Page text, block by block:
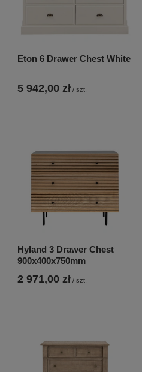
Eton 6 Drawer Chest White
5 942,00 zł / szt.
Hyland 3 Drawer Chest
900x400x750mm
2 971,00 zł / szt.